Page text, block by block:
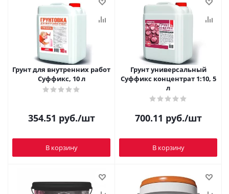
Грунт для внутренних работ
Суффикс, 10 л
354.51 руб./шт
В корзину
Грунт универсальный
Суффикс концентрат 1:10, 5
л
700.11 руб./шт
В корзину